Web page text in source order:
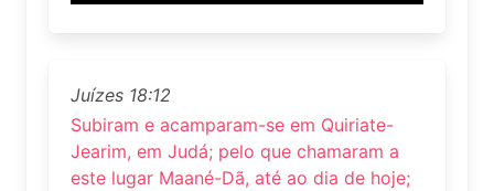
Juízes 18:12
Subiram e acamparam-se em Quiriate-
Jearim, em Judá; pelo que chamaram a
este lugar Maané-Dã, até ao dia de hoje;